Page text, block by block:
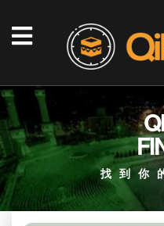
找到你